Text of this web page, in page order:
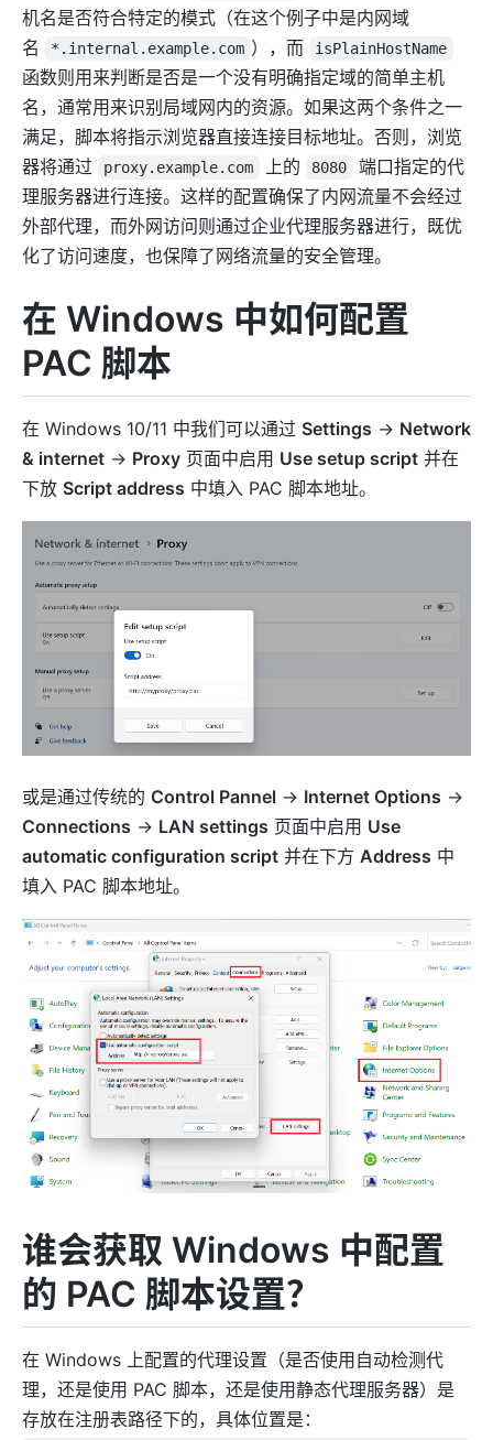
机名是否符合特定的模式（在这个例子中是内网域
名
*.internal.example.com ），而 isPlainHostName
函数则用来判断是否是一个没有明确指定域的简单主机
名，通常用来识别局域网内的资源。如果这两个条件之一
满足，脚本将指示浏览器直接连接目标地址。否则，浏览
器将通过
proxy.example.com 上的 8080
端口指定的代
理服务器进行连接。这样的配置确保了内网流量不会经过
外部代理，而外网访问则通过企业代理服务器进行，既优
化了访问速度，也保障了网络流量的安全管理。
在 Windows 中如何配置
PAC 脚本
在 Windows 10/11 中我们可以通过 Settings -> Network
& internet -> Proxy 页面中启用 Use setup script 并在
下放 Script address 中填入 PAC 脚本地址。
或是通过传统的 Control Pannel -> Internet Options ->
Connections -> LAN settings 页面中启用 Use
automatic configuration script 并在下方 Address 中
填入 PAC 脚本地址。
谁会获取 Windows 中配置
的 PAC 脚本设置？
在 Windows 上配置的代理设置（是否使用自动检测代
理，还是使用 PAC 脚本，还是使用静态代理服务器）是
存放在注册表路径下的，具体位置是：